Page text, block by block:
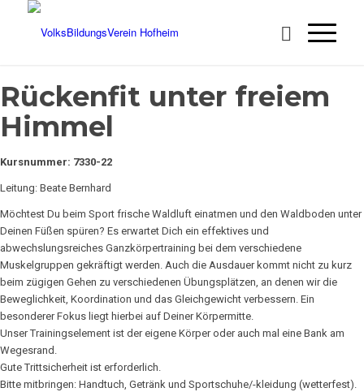
Rückenfit unter freiem
Himmel
Kursnummer: 7330-22
Leitung: Beate Bernhard
Möchtest Du beim Sport frische Waldluft einatmen und den Waldboden unter
Deinen Füßen spüren? Es erwartet Dich ein effektives und
abwechslungsreiches Ganzkörpertraining bei dem verschiedene
Muskelgruppen gekräftigt werden. Auch die Ausdauer kommt nicht zu kurz
beim zügigen Gehen zu verschiedenen Übungsplätzen, an denen wir die
Beweglichkeit, Koordination und das Gleichgewicht verbessern. Ein
besonderer Fokus liegt hierbei auf Deiner Körpermitte.
Unser Trainingselement ist der eigene Körper oder auch mal eine Bank am
Wegesrand.
Gute Trittsicherheit ist erforderlich.
Bitte mitbringen: Handtuch, Getränk und Sportschuhe/-kleidung (wetterfest).